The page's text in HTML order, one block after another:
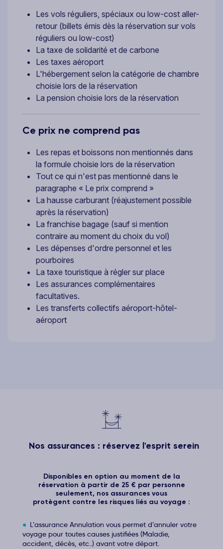
Les vols réguliers, spéciaux ou low-cost aller-
retour (billets émis dès la réservation sur vols
réguliers ou low-cost)
La taxe de solidarité et de carbone
Les taxes aéroport
L'hébergement selon la catégorie de chambre
choisie lors de la réservation
La pension choisie lors de la réservation
Ce prix ne comprend pas
Les repas et boissons non mentionnés dans
la formule choisie lors de la réservation
Tout ce qui n'est pas mentionné dans le
paragraphe « Le prix comprend »
La hausse carburant (réajustement possible
après la réservation)
La franchise bagage (sauf si mention
contraire au moment du choix du vol)
Les dépenses d'ordre personnel et les
pourboires
La taxe touristique à régler sur place
Les assurances complémentaires
facultatives.
Les transferts collectifs aéroport-hôtel-
aéroport
Nos assurances : réservez l'esprit serein
Disponibles en option au moment de la
réservation à partir de 25 € par personne
seulement, nos assurances vous
protègent contre les risques liés au voyage :
L’assurance Annulation vous permet d’annuler votre
voyage pour toutes causes justifiées (Maladie,
accident, décès, etc..) avant votre départ.